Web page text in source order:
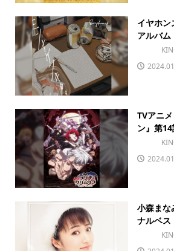
イヤホ
アルバム
TVアニ
ン』第
小森まな
ナルベス